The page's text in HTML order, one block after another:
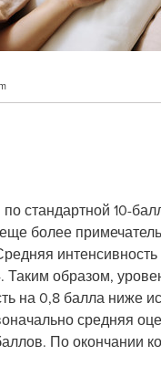
стандартной 10-
более
образом,
на 0,8 балла ниже
средняя
По окончании